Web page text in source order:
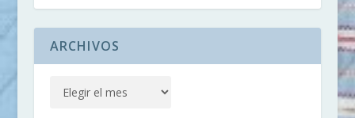
ARCHIVOS